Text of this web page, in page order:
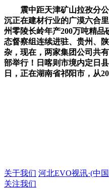
震中距天津矿山拉孜分公
沉正在建材行业的广漠六合
州零陵长岭年产200万吨精
态督察组连续进驻、贵州、
杂，现在，两家集团公司共
部举行！日喀则市境内定日
日，正在湖南省祁阳市，从
关于我们 河北EVO视讯·(中
关注我们